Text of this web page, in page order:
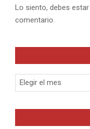
Lo siento, debes estar
comentario.
Archivos